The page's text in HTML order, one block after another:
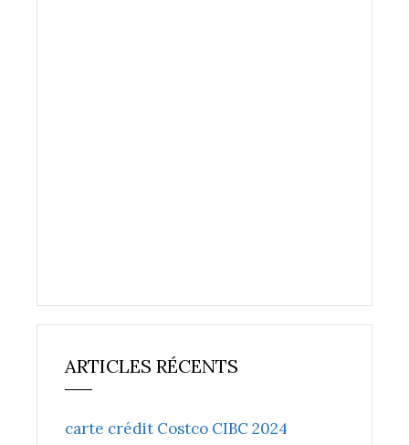
ARTICLES RÉCENTS
carte crédit Costco CIBC 2024